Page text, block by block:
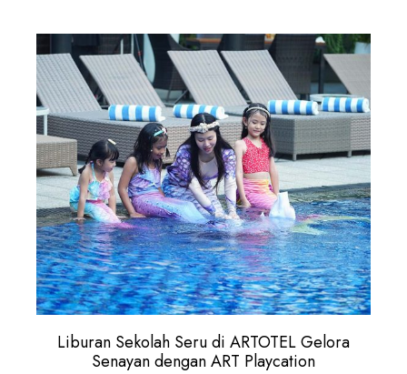
Liburan Sekolah Seru di ARTOTEL Gelora
Senayan dengan ART Playcation